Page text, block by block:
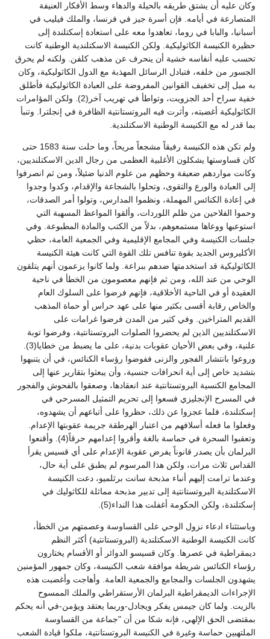
وكان عليه أن يشتق طريقه بالحيلة والدهاء وسط الأفكار العنيفة
المتصارعة في أيامه. فإن أسرة جيز في فرنسا، والملك فيليب في
أسبانيا، والبابا في روما، تعاهدوا معه على استعادة إسكتلندة إلى
حظيرة الكنيسة الكاثوليكية. ولكن الكنيسة الاسكتلندية الوطنية كانت
تحسب عليه أنفاسه خشية أن ينحرف عن مذهب كلفن. ولكنه لم يحرق
الجسور من خلفه، فتبادل الرسائل المهذبة مع الدول الكاثوليكية، وكان
به ميل إلى تخفيف القوانين المفروضة على العبادة الكاثوليكية فأطلق
خفية سراح أحد الجزويت، وتواطأ في تهريب آخر(2). ولكن المؤامرات
الكاثوليكية أغضبته، وأثرت فيه البروتستانتية الظافرة في إنجلترا. وتنبأ
بما قدر له مع الكنيسة الوطنية الاسكتلندية.
ولم تكن هذه الكنيسة رفيقاً مشجعاً مريحاً، وما حلت سنة 1583 حتى
كان قساوستها يشكلون الأغلبية العظمى من رجال الدين الاسكتلنديين،
وكانت مواردهم ضعيفة وحظهم من علوم الدنيا ضئيلاً، ومن ثم انصرفوا
إلى العبادة والورع والتقوى، وتحلوا بالشجاعة والإقدام، وكدوا وجدوا
في إعادة الكنائس المهملة، ونظموا المدارس، وتولوا أمر الصدقات،
وحموا الفلاحين من ظلم اللوردات، وألقوا المواعظ المسهبة التي
استوعبها ووعاها مستمعوهم، بدلاً من الكتب والمادة المطبوعة. وفي
جلسات الكنيسة وفي المجامع الإقليمية وفي الجمعية العامة، حظي
الأكليروس الجديد بقوة تنافس تلك القوة التي كانت هيئة الكنيسة
الكاثوليكية قد استخدمتها ضدهم ببراعة. ولما كانوا يزعمون أنهم يتلقون
الوحي من عند الله، ومن ثم فإنهم معصومون من الخطأ في ناحية
العقيدة أو في الناحية الأخلاقية، فإنهم فرضوا على السلوك العام
والخاص رقابة أقسى بكثير منها على عهد حراس أو حماة المذهب
القديم المتراخين. وفي كثير من المدن فرضوا غرامات على
الاسكتلنديين الذين لم يحضروا الصلوات البروتستانتية، وفرضوا توبة
علنية، وفي بعض الأحيان عقوبات بدنية، على ما يضبط من خطايا(3).
وروعوا بانتشار الفجور والزنى ففوضوا رؤساء الكنائس، في أن يتنبهوا
بتشديد خاص إلى أية انحرافات جنسية، وأن يبعثوا بتقارير عنها إلى
المجامع الكنسية البروتستانتية عند انعقادها، وصعقوا بالفحوش والفجور
في المسرح الإنجليزي فسعوا إلى تحريم التمثيل المسرحي في
إسكتلندة، فلما عجزوا عن ذلك، حظروا على أتباعهم أن يشهدوه،
وفعلوا ما فعله أسلافهم من اعتبار الهرطقة جريمة عقوبتها الإعدام.
وتعقبوا السحرة في حماسة بالغة وأقروا إعدامهم حرقاً(4). وأقنعوا
البرلمان بأن يصدر قانوناً يفرض عقوبة الإعدام على أي قسيس يقرأ
القداس ثلاث مرات، ولكن هذا المرسوم لم يطبق على أية حال،
وعندما ترامت إليهم أنباء مذبحة سانت برثلميو، دعت الكنيسة
الاسكتلندية البروتستانتية إلى تدبير مذبحة مماثلة للكاثوليك في
إسكتلندة، ولكن الحكومة أغفلت هذا النداء(5).
وباستثناء ادعاء نزول الوحي على القساوسة وعصمتهم من الخطأ،
كانت الكنيسة الوطنية الاسكتلندية (البروتستانتية) أكثر النظم
ديمقراطية في عصرها. وكان قسيسو الدوائر أو الأقسام يختارون
رؤساء الكنائس شريطة موافقة شعب الكنيسة، وكان جمهور المؤمنين
يشهدون الجلسات والمجامع والجمعية العامة. وأهاجت وأغضبت هذه
الإجراءات الديمقراطية البرلمان الأرستقراطي والملك الممسوح
بالزيت. ولما كان جيمس يفكر ويجادل-وربما يعتقد ويؤمن-في أنه يحكم
بمقتضى الحق الإلهي، فإنه شكا من أن "جماعة من القساوسة
الملتهبين حماسة وغيرة في الكنيسة البروتستانتية، ملكوا قيادة الشعب